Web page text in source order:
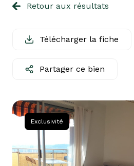
IMMO
CONCIERGERIE
CHASSEUR
D'APPARTEMENT
Retour aux résultats
Télécharger la fiche
Partager ce bien
Exclusivité